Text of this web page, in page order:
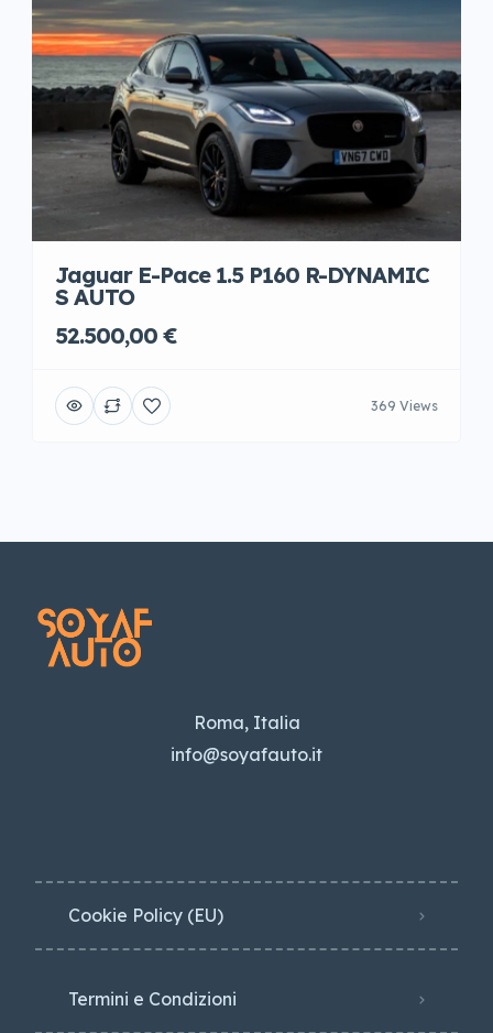
Jaguar E-Pace 1.5 P160 R-DYNAMIC
S AUTO
52.500,00 €
369 Views
Roma, Italia
info@soyafauto.it
Cookie Policy (EU)
Termini e Condizioni